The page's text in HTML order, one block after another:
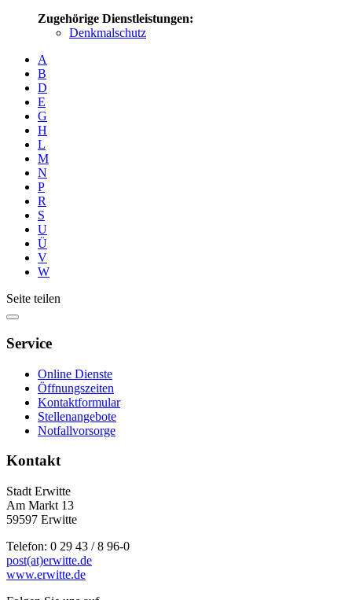
Zugehörige Dienstleistungen:
Denkmalschutz
A
B
D
E
G
H
L
M
N
P
R
S
U
Ü
V
W
Seite teilen
Service
Online Dienste
Öffnungszeiten
Kontaktformular
Stellenangebote
Notfallvorsorge
Kontakt
Stadt Erwitte
Am Markt 13
59597 Erwitte
Telefon: 0 29 43 / 8 96-0
post(at)erwitte.de
www.erwitte.de